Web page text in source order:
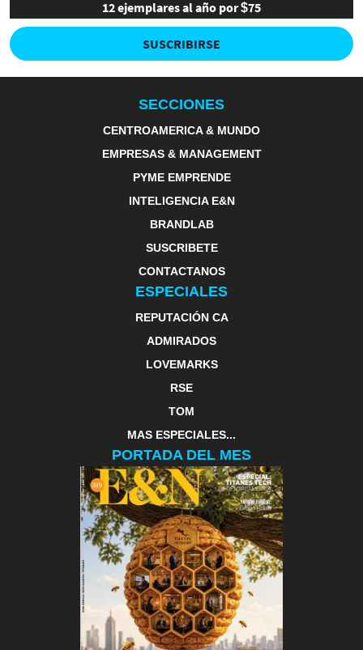
12 ejemplares al año por $75
SUSCRIBIRSE
SECCIONES
CENTROAMERICA & MUNDO
EMPRESAS & MANAGEMENT
PYME EMPRENDE
INTELIGENCIA E&N
BRANDLAB
SUSCRIBETE
CONTACTANOS
ESPECIALES
REPUTACIÓN CA
ADMIRADOS
LOVEMARKS
RSE
TOM
MAS ESPECIALES...
PORTADA DEL MES